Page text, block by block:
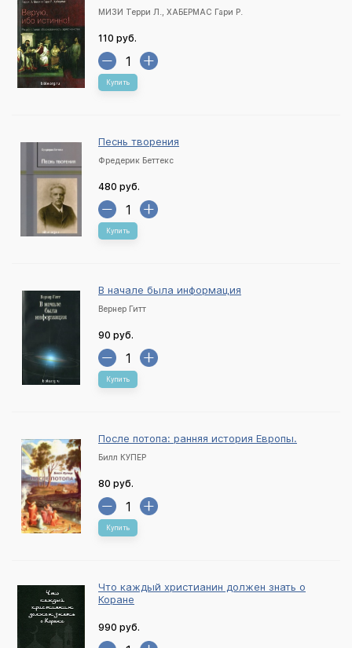
МИЗИ Терри Л., ХАБЕРМАС Гари Р.
110 руб.
Купить
Песнь творения
Фредерик Беттекс
480 руб.
Купить
В начале была информация
Вернер Гитт
90 руб.
Купить
После потопа: ранняя история Европы.
Билл КУПЕР
80 руб.
Купить
Что каждый христианин должен знать о
Коране
990 руб.